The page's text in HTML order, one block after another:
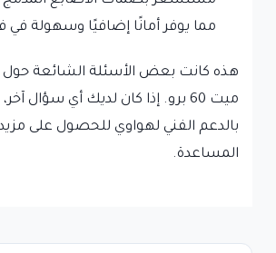
مما يوفر أمانًا إضافيًا وسهولة في
هذه كانت بعض الأسئلة الشائعة
ميت 60 برو. إذا كان لديك أي سؤال
بالدعم الفني لهواوي للحصول على
المساعدة.